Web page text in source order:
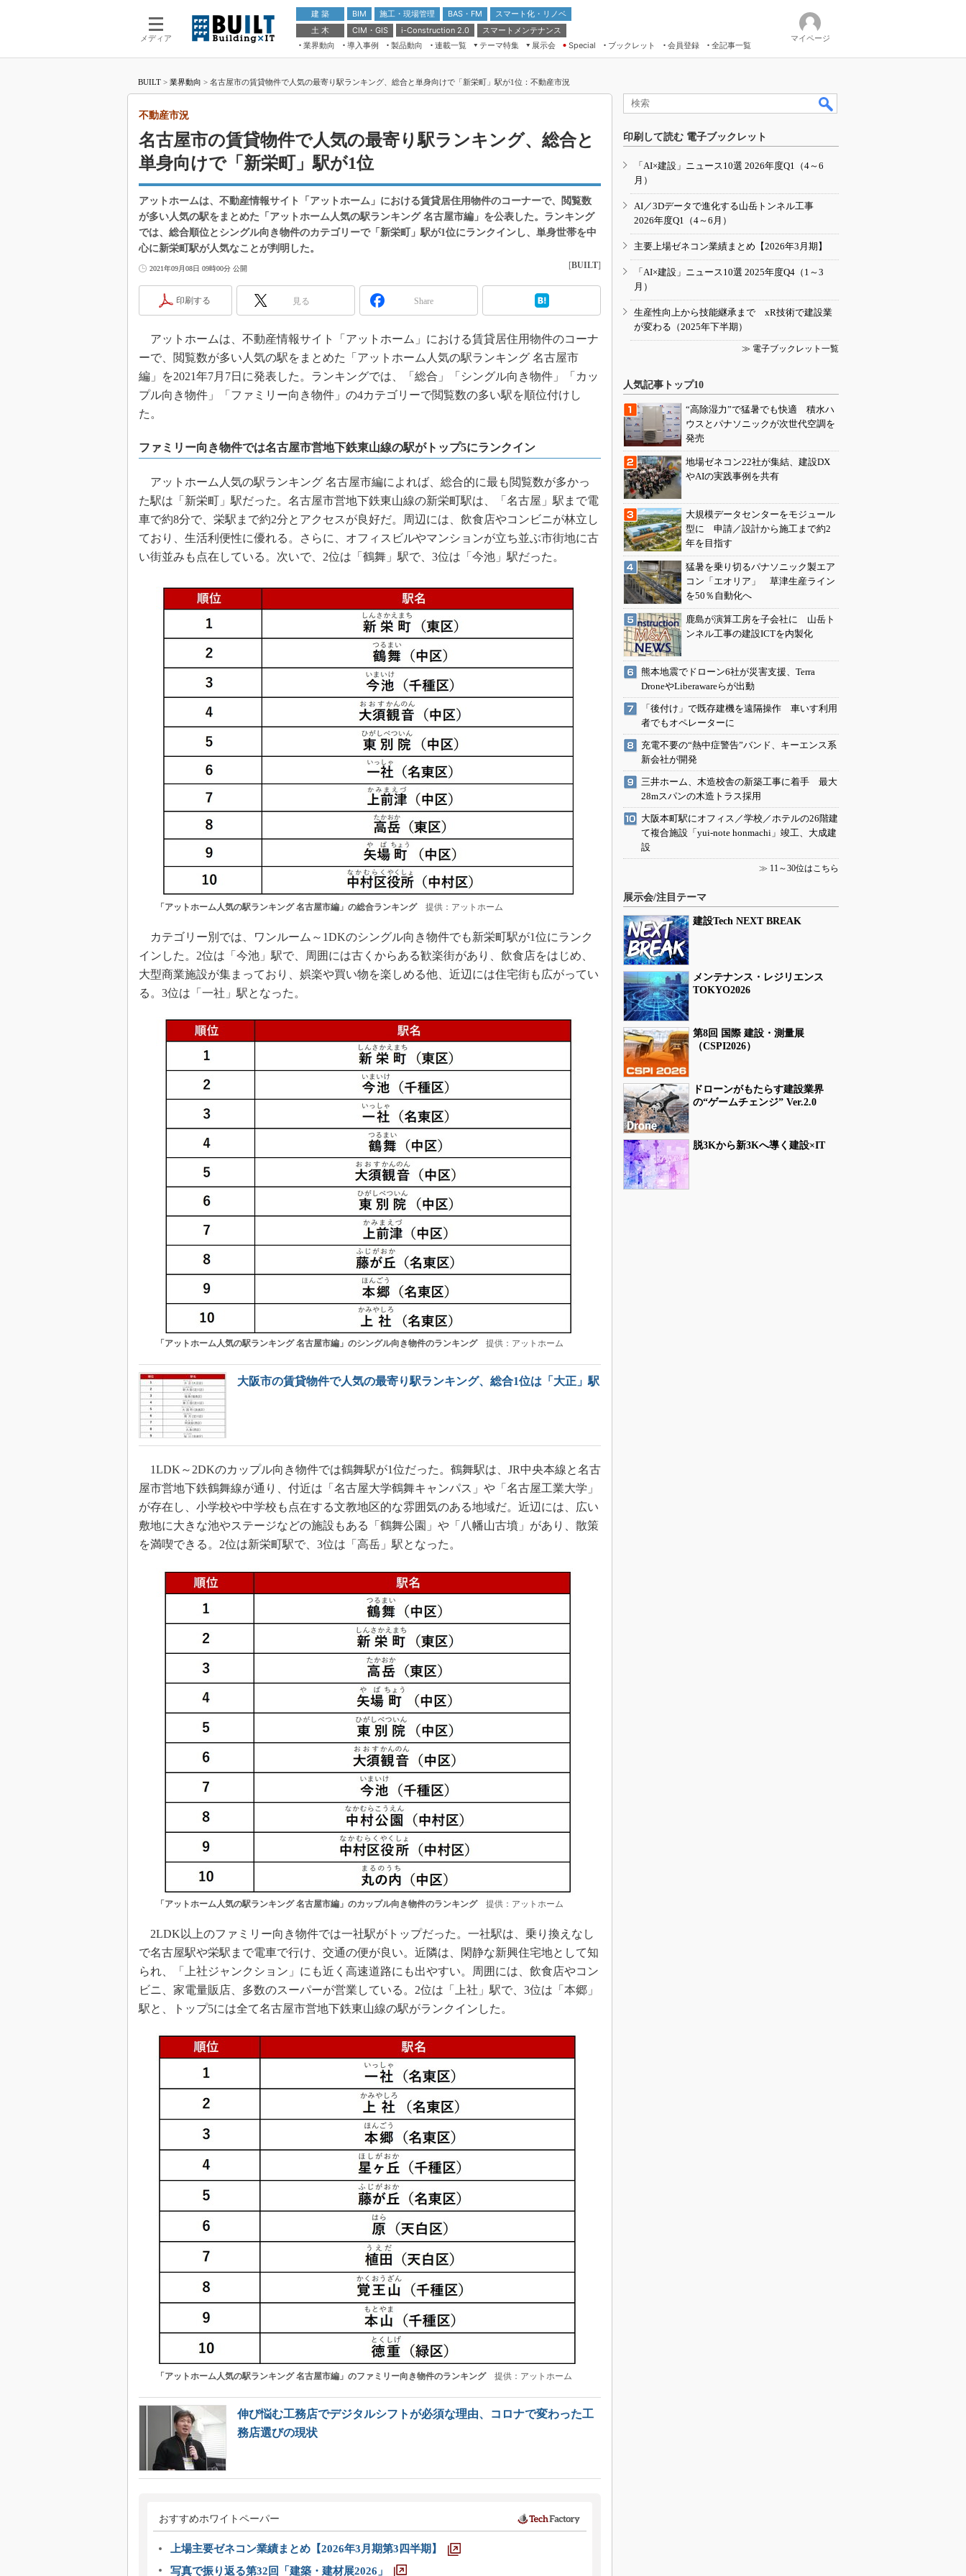
メディア
建 築 BIM 施工・現場管理 BAS・FM
スマート化・リノベ
土 木
CIM・GIS i-Construction 2.0
スマートメンテナンス
業界動向
導入事例 製品動向 連載一覧
テーマ特集
ドローンがもたらす建設業界の“ゲー
ムチェンジ” Ver.2.0
“Society5.0”時代のスマートビル
VR／ARが描くモノづくりのミライ
展示会
第8回 国際 建設・測量展
築・土木・不動産の先端技術展－
メンテナンス・レジリエンスOSAKA
日本 ものづくりワールド 2020
メンテナンス・レジリエンスTOKYO
Special ブックレット 会員登録 全記事一覧
マイページ
BUILT > 業界動向 > 名古屋市の賃貸物件で人気の最寄り駅ランキング、総合と単身向けで「新栄町」駅が1位：不動産市況
名古屋市の賃貸物件で人気の最寄り駅ランキング、総合と
単身向けで「新栄町」駅が1位
不動産市況
アットホームは、不動産情報サイト「アットホーム」における賃貸居住用物件のコーナーで、閲覧数
が多い人気の駅をまとめた「アットホーム人気の駅ランキング 名古屋市編」を公表した。ランキング
では、総合順位とシングル向き物件のカテゴリーで「新栄町」駅が1位にランクインし、単身世帯を中
心に新栄町駅が人気なことが判明した。
2021年09月08日 09時00分 公開 [BUILT]
印刷する 見る Share
アットホームは、不動産情報サイト「アットホーム」における賃貸居住用物件のコーナ
ーで、閲覧数が多い人気の駅をまとめた「アットホーム人気の駅ランキング 名古屋市
編」を2021年7月7日に発表した。ランキングでは、「総合」「シングル向き物件」「カッ
プル向き物件」「ファミリー向き物件」の4カテゴリーで閲覧数の多い駅を順位付けし
た。
ファミリー向き物件では名古屋市営地下鉄東山線の駅がトップ5にランクイン
アットホーム人気の駅ランキング 名古屋市編によれば、総合的に最も閲覧数が多かっ
た駅は「新栄町」駅だった。名古屋市営地下鉄東山線の新栄町駅は、「名古屋」駅まで電
車で約8分で、栄駅まで約2分とアクセスが良好だ。周辺には、飲食店やコンビニが林立し
ており、生活利便性に優れる。さらに、オフィスビルやマンションが立ち並ぶ市街地に古
い街並みも点在している。次いで、2位は「鶴舞」駅で、3位は「今池」駅だった。
「アットホーム人気の駅ランキング 名古屋市編」の総合ランキング提供：アットホーム
カテゴリー別では、ワンルーム～1DKのシングル向き物件でも新栄町駅が1位にランク
インした。2位は「今池」駅で、周囲には古くからある歓楽街があり、飲食店をはじめ、
大型商業施設が集まっており、娯楽や買い物を楽しめる他、近辺には住宅街も広がってい
る。3位は「一社」駅となった。
「アットホーム人気の駅ランキング 名古屋市編」のシングル向き物件のランキング提供：アットホーム
大阪市の賃貸物件で人気の最寄り駅ランキング、総合1位は「大正」駅
1LDK～2DKのカップル向き物件では鶴舞駅が1位だった。鶴舞駅は、JR中央本線と名古
屋市営地下鉄鶴舞線が通り、付近は「名古屋大学鶴舞キャンパス」や「名古屋工業大学」
が存在し、小学校や中学校も点在する文教地区的な雰囲気のある地域だ。近辺には、広い
敷地に大きな池やステージなどの施設もある「鶴舞公園」や「八幡山古墳」があり、散策
を満喫できる。2位は新栄町駅で、3位は「高岳」駅となった。
「アットホーム人気の駅ランキング 名古屋市編」のカップル向き物件のランキング提供：アットホーム
2LDK以上のファミリー向き物件では一社駅がトップだった。一社駅は、乗り換えなし
で名古屋駅や栄駅まで電車で行け、交通の便が良い。近隣は、閑静な新興住宅地として知
られ、「上社ジャンクション」にも近く高速道路にも出やすい。周囲には、飲食店やコン
ビニ、家電量販店、多数のスーパーが営業している。2位は「上社」駅で、3位は「本郷」
駅と、トップ5には全て名古屋市営地下鉄東山線の駅がランクインした。
「アットホーム人気の駅ランキング 名古屋市編」のファミリー向き物件のランキング提供：アットホーム
伸び悩む工務店でデジタルシフトが必須な理由、コロナで変わった工
務店選びの現状
おすすめホワイトペーパー
上場主要ゼネコン業績まとめ【2026年3月期第3四半期】
写真で振り返る第32回「建築・建材展2026」
印刷して読む 電子ブックレット
「AI×建設」ニュース10選 2026年度Q1（4～6
月）
AI／3Dデータで進化する山岳トンネル工事
2026年度Q1（4～6月）
主要上場ゼネコン業績まとめ【2026年3月期】
「AI×建設」ニュース10選 2025年度Q4（1～3
月）
生産性向上から技能継承まで xR技術で建設業
が変わる（2025年下半期）
≫ 電子ブックレット一覧
人気記事トップ10
“高除湿力”で猛暑でも快適 積水ハ
ウスとパナソニックが次世代空調を
発売
地場ゼネコン22社が集結、建設DX
やAIの実践事例を共有
大規模データセンターをモジュール
型に 申請／設計から施工まで約2
年を目指す
猛暑を乗り切るパナソニック製エア
コン「エオリア」 草津生産ライン
を50％自動化へ
鹿島が演算工房を子会社に 山岳ト
ンネル工事の建設ICTを内製化
熊本地震でドローン6社が災害支援、Terra
DroneやLiberawareらが出動
「後付け」で既存建機を遠隔操作 車いす利用
者でもオペレーターに
充電不要の“熱中症警告”バンド、キーエンス系
新会社が開発
三井ホーム、木造校舎の新築工事に着手 最大
28mスパンの木造トラス採用
大阪本町駅にオフィス／学校／ホテルの26階建
て複合施設「yui-note honmachi」竣工、大成建
設
≫ 11～30位はこちら
展示会/注目テーマ
建設Tech NEXT BREAK
メンテナンス・レジリエンス
TOKYO2026
第8回 国際 建設・測量展
（CSPI2026）
ドローンがもたらす建設業界
の“ゲームチェンジ” Ver.2.0
脱3Kから新3Kへ導く建設×IT